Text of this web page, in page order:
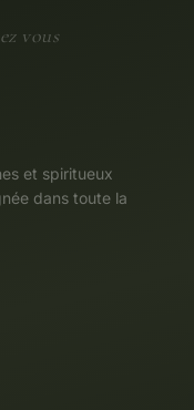
vous
et spiritueux
dans toute la